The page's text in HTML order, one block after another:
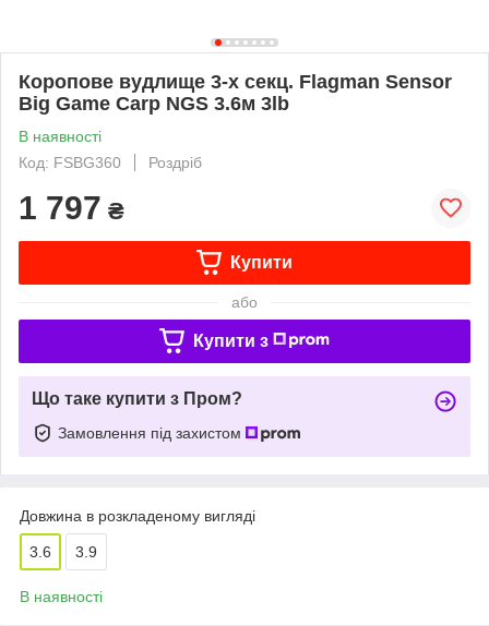
Коропове вудлище 3-х секц. Flagman Sensor
Big Game Carp NGS 3.6м 3lb
В наявності
Код: FSBG360
Роздріб
1 797 ₴
Купити
або
Купити з
Що таке купити з Пром?
Замовлення під захистом
Довжина в розкладеному вигляді
3.6 3.9
В наявності